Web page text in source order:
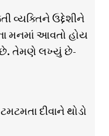
વ્યક્તિને ઉદ્દેશીને
મનમાં આવતો હોય
છે. તેમણે લખ્યું છે-
દીવાને થોડો